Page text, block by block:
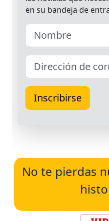
No te pierdas